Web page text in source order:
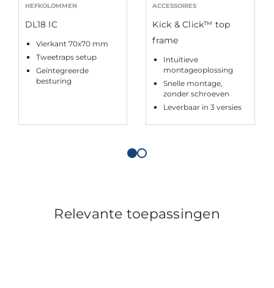
HEFKOLOMMEN
DL18 IC
Vierkant 70x70 mm
Tweetraps setup
Geïntegreerde
besturing
ACCESSOIRES
Kick & Click™ top
frame
Intuïtieve
montageoplossing
Snelle montage,
zonder schroeven
Leverbaar in 3 versies
Relevante toepassingen